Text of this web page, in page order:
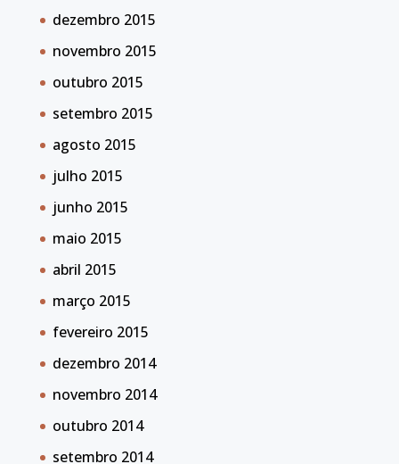
dezembro 2015
novembro 2015
outubro 2015
setembro 2015
agosto 2015
julho 2015
junho 2015
maio 2015
abril 2015
março 2015
fevereiro 2015
dezembro 2014
novembro 2014
outubro 2014
setembro 2014